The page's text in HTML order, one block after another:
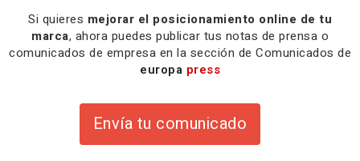
Si quieres mejorar el posicionamiento online de tu
marca, ahora puedes publicar tus notas de prensa o
comunicados de empresa en la sección de Comunicados de
europa press
Envía tu comunicado